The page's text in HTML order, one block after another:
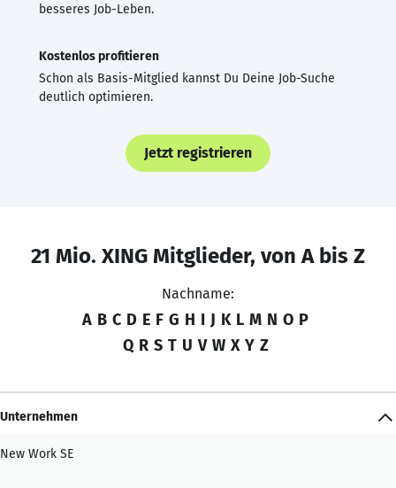
besseres Job-Leben.
Kostenlos profitieren
Schon als Basis-Mitglied kannst Du Deine Job-Suche
deutlich optimieren.
Jetzt registrieren
21 Mio. XING Mitglieder, von A bis Z
Nachname:
A B C D E F G H I J K L M N O P
Q R S T U V W X Y Z
Unternehmen
New Work SE